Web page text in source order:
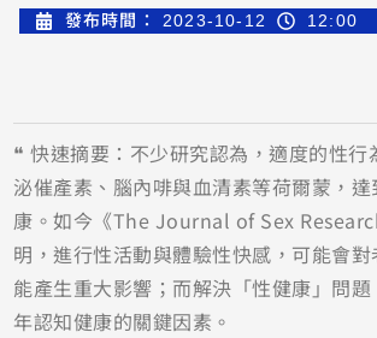
發布時間： 2023-10-12 12:00
❝ 快速摘要：不少研究認為，適度的性行
泌催產素、腦內啡與血清素等荷爾蒙，
康。如今《The Journal of Sex
明，進行性活動與體驗性快感，可能會
能產生重大影響；而解決「性健康」問
年認知健康的關鍵因素。